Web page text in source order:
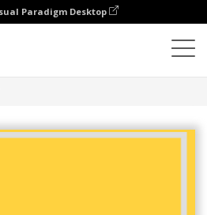
Paradigm Desktop